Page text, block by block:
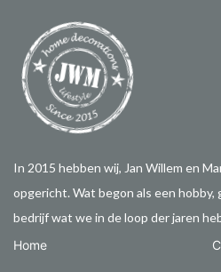
In 2015 hebben wij, Jan Willem en
opgericht. Wat begon als een
bedrijf wat we in de loop der jaren
Home